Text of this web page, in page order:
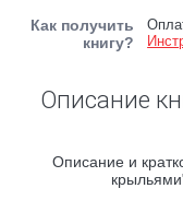
Как получить
книгу?
Описание
Описание и